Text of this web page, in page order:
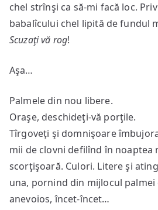
chel strînşi ca să-mi facă loc.
babalîcului chel lipită de fundul
Scuzaţi vă rog!
Aşa…
Palmele din nou libere.
Oraşe, deschideţi-vă porţile.
Tîrgoveţi şi domnişoare
mii de clovni defilînd în noaptea
scorţişoară. Culori. Litere şi
una, pornind din mijlocul
anevoios, încet-încet…